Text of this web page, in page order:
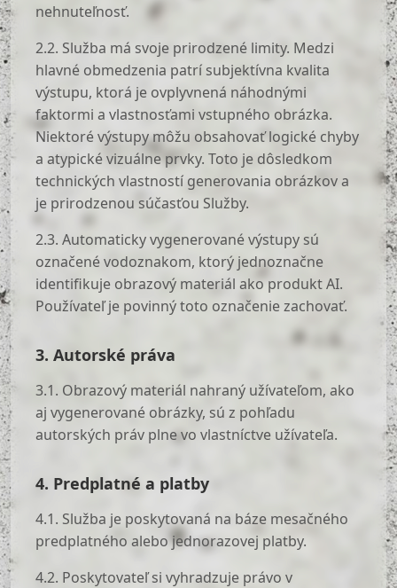
nehnuteľnosť.
2.2. Služba má svoje prirodzené limity. Medzi
hlavné obmedzenia patrí subjektívna kvalita
výstupu, ktorá je ovplyvnená náhodnými
faktormi a vlastnosťami vstupného obrázka.
Niektoré výstupy môžu obsahovať logické chyby
a atypické vizuálne prvky. Toto je dôsledkom
technických vlastností generovania obrázkov a
je prirodzenou súčasťou Služby.
2.3. Automaticky vygenerované výstupy sú
označené vodoznakom, ktorý jednoznačne
identifikuje obrazový materiál ako produkt AI.
Používateľ je povinný toto označenie zachovať.
3. Autorské práva
3.1. Obrazový materiál nahraný užívateľom, ako
aj vygenerované obrázky, sú z pohľadu
autorských práv plne vo vlastníctve užívateľa.
4. Predplatné a platby
4.1. Služba je poskytovaná na báze mesačného
predplatného alebo jednorazovej platby.
4.2. Poskytovateľ si vyhradzuje právo v